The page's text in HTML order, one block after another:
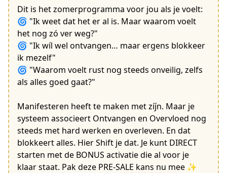
Dit is het zomerprogramma voor jou als je voelt:
🌀 "Ik weet dat het er al is. Maar waarom voelt
het nog zó ver weg?"
🌀 "Ik wíl wel ontvangen… maar ergens blokkeer
ik mezelf"
🌀 "Waarom voelt rust nog steeds onveilig, zelfs
als alles goed gaat?"
Manifesteren heeft te maken met zíj́n. Maar je
systeem associeert Ontvangen en Overvloed nog
steeds met hard werken en overleven. En dat
blokkeert alles. Hier Shift je dat. Je kunt DIRECT
starten met de BONUS activatie die al voor je
klaar staat. Pak deze PRE-SALE kans nu mee ✨